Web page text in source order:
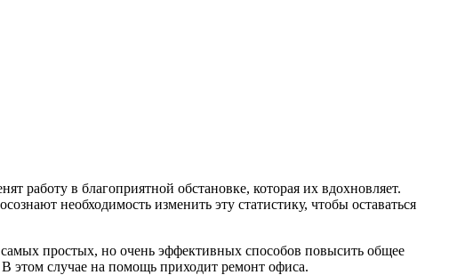
работу в благоприятной обстановке, которая их вдохновляет.
необходимость изменить эту статистику, чтобы оставаться
простых, но очень эффективных способов повысить общее
этом случае на помощь приходит ремонт офиса.